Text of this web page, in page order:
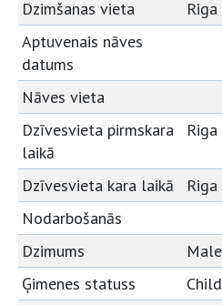
Dzimšanas vieta
Riga
Aptuvenais nāves
datums
Nāves vieta
Dzīvesvieta pirmskara
laikā
Riga
Dzīvesvieta kara laikā
Riga
Nodarbošanās
Dzimums
Male
Ģimenes statuss
Child